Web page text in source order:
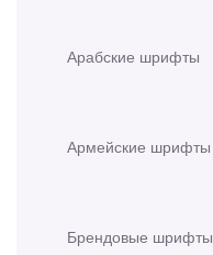
Арабские шрифты
Армейские шрифты
Брендовые шрифты